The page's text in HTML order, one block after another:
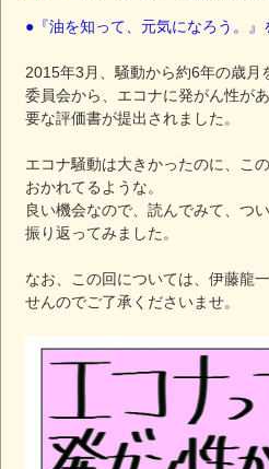
●『油を知って、元気になろう。』
2015年3月、騒動から約6年の歳月
委員会から、エコナに発がん性が
要な評価書が提出されました。
エコナ騒動は大きかったのに、こ
おかれてるような。
良い機会なので、読んでみて、つ
振り返ってみました。
なお、この回については、伊藤龍
せんのでご了承くださいませ。